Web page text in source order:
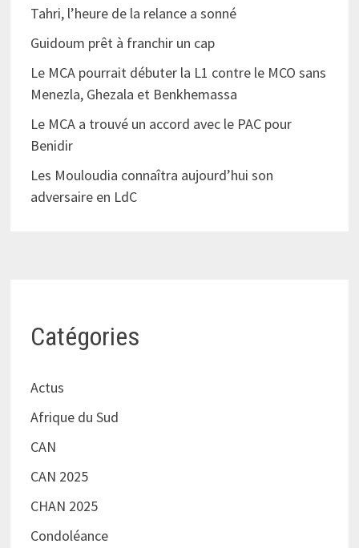
Tahri, l’heure de la relance a sonné
Guidoum prêt à franchir un cap
Le MCA pourrait débuter la L1 contre le MCO sans
Menezla, Ghezala et Benkhemassa
Le MCA a trouvé un accord avec le PAC pour
Benidir
Les Mouloudia connaîtra aujourd’hui son
adversaire en LdC
Catégories
Actus
Afrique du Sud
CAN
CAN 2025
CHAN 2025
Condoléance